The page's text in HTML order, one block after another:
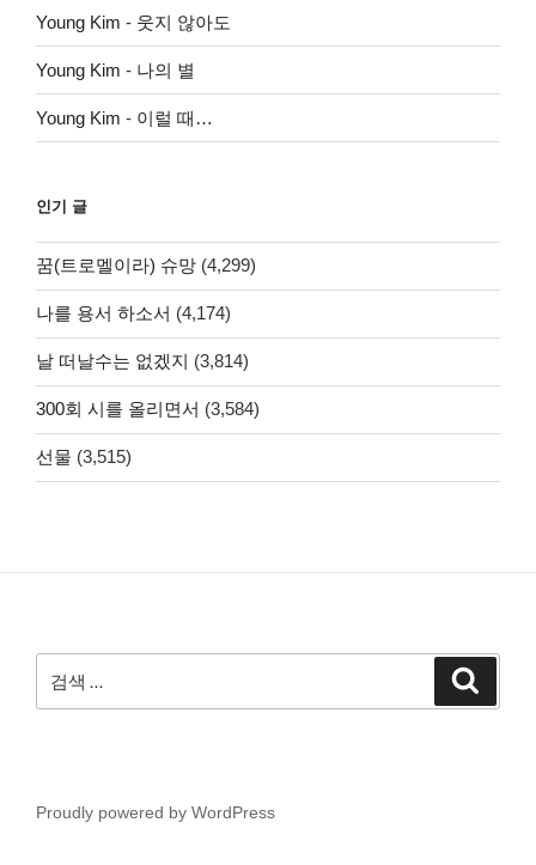
Young Kim - 웃지 않아도
Young Kim - 나의 별
Young Kim - 이럴 때…
인기 글
꿈(트로멜이라) 슈망 (4,299)
나를 용서 하소서 (4,174)
날 떠날수는 없겠지 (3,814)
300회 시를 올리면서 (3,584)
선물 (3,515)
색:
Proudly powered by WordPress